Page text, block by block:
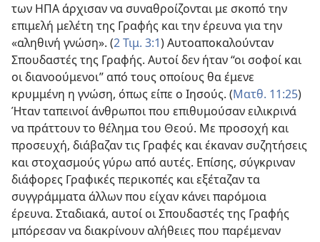
των ΗΠΑ άρχισαν να συναθροίζονται με σκοπό την
επιμελή μελέτη της Γραφής και την έρευνα για την
«αληθινή γνώση». (2 Τιμ. 3:1) Αυτοαποκαλούνταν
Σπουδαστές της Γραφής. Αυτοί δεν ήταν “οι σοφοί και
οι διανοούμενοι” από τους οποίους θα έμενε
κρυμμένη η γνώση, όπως είπε ο Ιησούς. (Ματθ. 11:25)
Ήταν ταπεινοί άνθρωποι που επιθυμούσαν ειλικρινά
να πράττουν το θέλημα του Θεού. Με προσοχή και
προσευχή, διάβαζαν τις Γραφές και έκαναν συζητήσεις
και στοχασμούς γύρω από αυτές. Επίσης, σύγκριναν
διάφορες Γραφικές περικοπές και εξέταζαν τα
συγγράμματα άλλων που είχαν κάνει παρόμοια
έρευνα. Σταδιακά, αυτοί οι Σπουδαστές της Γραφής
μπόρεσαν να διακρίνουν αλήθειες που παρέμεναν